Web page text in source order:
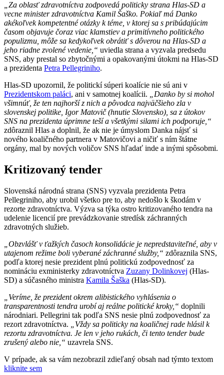
„Za oblasť zdravotníctva zodpovedá politicky strana Hlas-SD a
vecne minister zdravotníctva Kamil Šaško. Pokiaľ má Danko
akékoľvek kompetentné otázky k téme, v ktorej sa s pribúdajúcim
časom objavuje čoraz viac klamstiev a primitívneho politického
populizmu, môže sa kedykoľvek obrátiť s dôverou na Hlas-SD a
jeho riadne zvolené vedenie,“ uviedla strana a vyzvala predsedu
SNS, aby prestal so zbytočnými a opakovanými útokmi na Hlas-SD
a prezidenta Petra Pellegriniho.
Hlas-SD upozornil, že politickí súperi koalície nie sú ani v
Prezidentskom paláci, ani v samotnej koalícii.
„Danko by si mohol
všimnúť, že ten najhorší z nich a pôvodca najväčšieho zla v
slovenskej politike, Igor Matovič (hnutie Slovensko), sa z útokov
SNS na prezidenta úprimne teší a všetkými silami ich podporuje,“
zdôraznil Hlas a doplnil, že ak nie je úmyslom Danka nájsť si
nového koaličného partnera v Matovičovi a ničiť s ním štátne
orgány, mal by nových voličov SNS hľadať inde a inými spôsobmi.
Kritizovaný tender
Slovenská národná strana (SNS) vyzvala prezidenta Petra
Pellegriniho, aby urobil všetko pre to, aby nedošlo k škodám v
rezorte zdravotníctva. Výzva sa týka ostro kritizovaného tendra na
udelenie licencií pre prevádzkovanie stredísk záchranných
zdravotných služieb.
„Obzvlášť v ťažkých časoch konsolidácie je nepredstaviteľné, aby v
utajenom režime boli vyberané záchranné služby,“ zdôraznila SNS,
podľa ktorej nesie prezident plnú politickú zodpovednosť za
nomináciu exministerky zdravotníctva Zuzany Dolinkovej (Hlas-
SD) a súčasného ministra Kamila Šaška (Hlas-SD).
„Veríme, že prezident okrem alibistického vyhlásenia o
transparentnosti tendra urobí aj reálne politické kroky,“ doplnili
národniari. Pellegrini tak podľa SNS nesie plnú zodpovednosť za
rezort zdravotníctva.
„Vždy sa politicky na koaličnej rade hlásil k
rezortu zdravotníctva. Je len v jeho rukách, či tento tender bude
zrušený alebo nie,“ uzavrela SNS.
V prípade, ak sa vám nezobrazil zdieľaný obsah nad týmto textom
kliknite sem